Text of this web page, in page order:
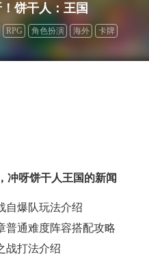
饼干人：王国
RPG 角色扮演 海外 卡牌
， 冲呀饼干人王国的新闻
自爆队玩法介绍
普通难度阵容搭配攻略
战打法介绍